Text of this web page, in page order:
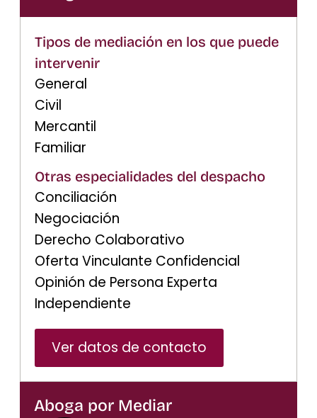
Tipos de mediación en los que puede
intervenir
General
Civil
Mercantil
Familiar
Otras especialidades del despacho
Conciliación
Negociación
Derecho Colaborativo
Oferta Vinculante Confidencial
Opinión de Persona Experta
Independiente
Ver datos de contacto
Aboga por Mediar